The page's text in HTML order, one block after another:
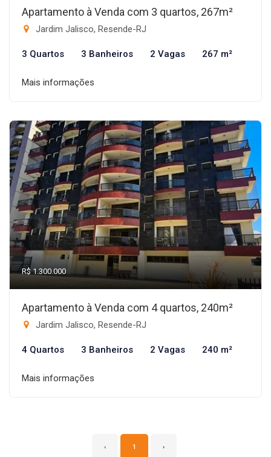
Apartamento à Venda com 3 quartos, 267m²
Jardim Jalisco, Resende-RJ
3 Quartos 3 Banheiros 2 Vagas 267 m²
Mais informações
R$ 1.300.000
Apartamento à Venda com 4 quartos, 240m²
Jardim Jalisco, Resende-RJ
4 Quartos 3 Banheiros 2 Vagas 240 m²
Mais informações
‹ 1 ›